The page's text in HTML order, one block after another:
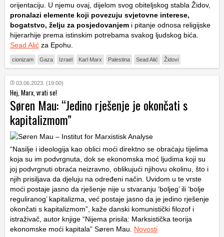
orijentaciju. U njemu ovaj, dijelom svog obiteljskog stabla Židov,
pronalazi elemente koji povezuju svjetovne interese,
bogatstvo, želju za posjedovanjem i pitanje odnosa religijske
hijerarhije prema istinskim potrebama svakog ljudskog bića.
Sead Alić za Epohu.
cionizam Gaza Izrael Karl Marx Palestina Sead Alić Židovi
03.06.2023. (19:00)
Hej, Marx, vrati se!
Søren Mau: “Jedino rješenje je okončati s
kapitalizmom”
“Nasilje i ideologija kao oblici moći direktno se obraćaju tijelima
koja su im podvrgnuta, dok se ekonomska moć ljudima koji su
joj podvrgnuti obraća neizravno, oblikujući njihovu okolinu, što i
njih prisiljava da djeluju na određeni način. Uvidom u te vrste
moći postaje jasno da rješenje nije u stvaranju ‘boljeg’ ili ‘bolje
reguliranog’ kapitalizma, već postaje jasno da je jedino rješenje
okončati s kapitalizmom”, kaže danski komunistički filozof i
istraživač, autor knjige “Nijema prisila: Marksistička teorija
ekonomske moći kapitala” Søren Mau. Novosti